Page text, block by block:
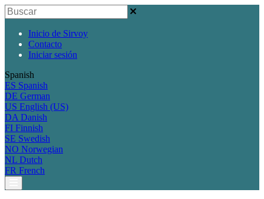
Inicio de Sirvoy
Contacto
Iniciar sesión
Spanish
ES Spanish
DE German
US English (US)
DA Danish
FI Finnish
SE Swedish
NO Norwegian
NL Dutch
FR French